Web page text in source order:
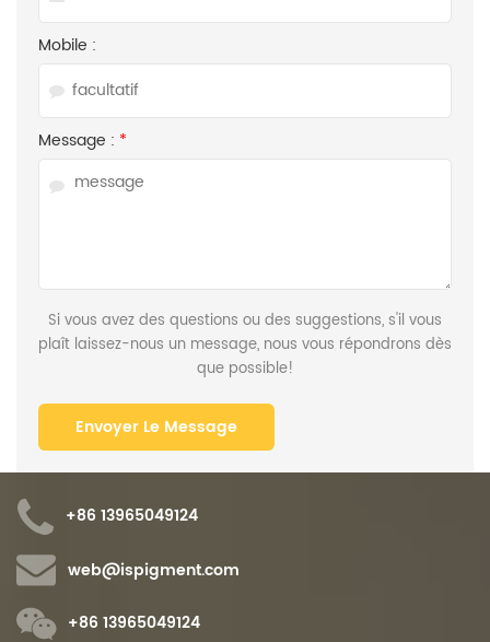
Mobile :
Message : *
Si vous avez des questions ou des suggestions, s'il vous
plaît laissez-nous un message, nous vous répondrons dès
que possible!
+86 13965049124
web@ispigment.com
+86 13965049124